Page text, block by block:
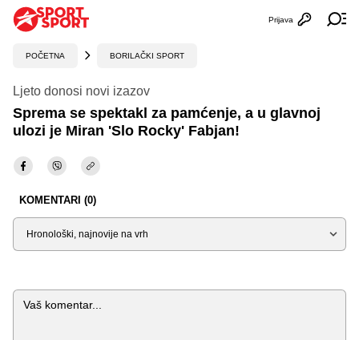
Otvori
Prijava
POČETNA BORILAČKI SPORT
Ljeto donosi novi izazov
Sprema se spektakl za pamćenje, a u glavnoj
ulozi je Miran 'Slo Rocky' Fabjan!
KOMENTARI (0)
Sortiraj
Komentar